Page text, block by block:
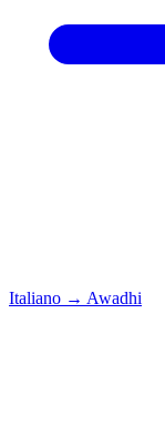
Italiano → Awadhi